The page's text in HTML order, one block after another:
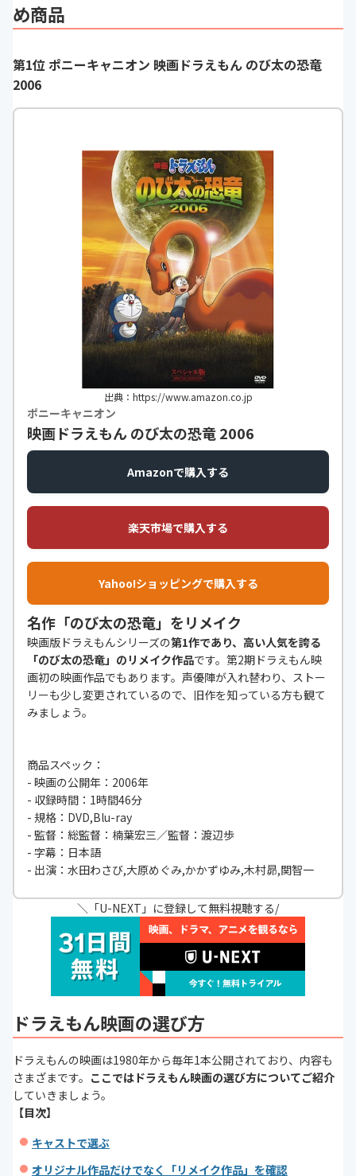
め商品
第1位 ポニーキャニオン 映画ドラえもん のび太の恐竜
2006
出典：https://www.amazon.co.jp
ポニーキャニオン
映画ドラえもん のび太の恐竜 2006
Amazonで購入する
楽天市場で購入する
Yahoo!ショッピングで購入する
名作「のび太の恐竜」をリメイク
映画版ドラえもんシリーズの第1作であり、高い人気を誇る
「のび太の恐竜」のリメイク作品です。第2期ドラえもん映
画初の映画作品でもあります。声優陣が入れ替わり、ストー
リーも少し変更されているので、旧作を知っている方も観て
みましょう。
商品スペック：
- 映画の公開年：2006年
- 収録時間：1時間46分
- 規格：DVD,Blu-ray
- 監督：総監督：楠葉宏三／監督：渡辺歩
- 字幕：日本語
- 出演：水田わさび,大原めぐみ,かかずゆみ,木村昴,関智一
＼「U-NEXT」に登録して無料視聴する/
ドラえもん映画の選び方
ドラえもんの映画は1980年から毎年1本公開されており、内容も
さまざまです。 ここではドラえもん映画の選び方についてご紹介
していきましょう。
【目次】
キャストで選ぶ
オリジナル作品だけでなく「リメイク作品」を確認